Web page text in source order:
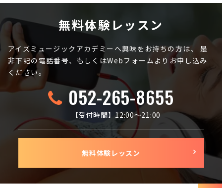
無料体験レッスン
アイズミュージックアカデミーへ興味をお持ちの方は、
是
非下記の電話番号、もしくはWebフォームよりお申し込み
ください。
052-265-8655
【受付時間】12:00〜21:00
無料体験レッスン